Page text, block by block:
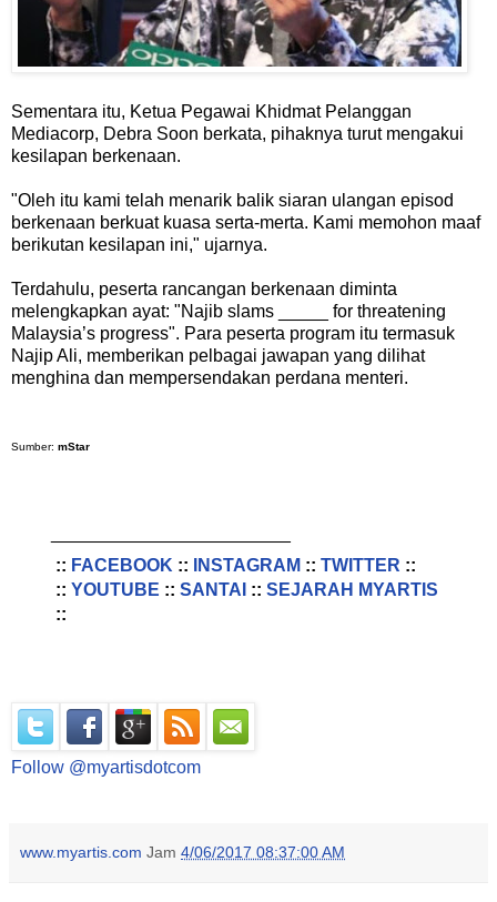
Sementara itu, Ketua Pegawai Khidmat Pelanggan
Mediacorp, Debra Soon berkata, pihaknya turut mengakui
kesilapan berkenaan.
"Oleh itu kami telah menarik balik siaran ulangan episod
berkenaan berkuat kuasa serta-merta. Kami memohon maaf
berikutan kesilapan ini," ujarnya.
Terdahulu, peserta rancangan berkenaan diminta
melengkapkan ayat: "Najib slams _____ for threatening
Malaysia’s progress". Para peserta program itu termasuk
Najip Ali, memberikan pelbagai jawapan yang dilihat
menghina dan mempersendakan perdana menteri.
Sumber: mStar
:: FACEBOOK :: INSTAGRAM :: TWITTER ::
:: YOUTUBE :: SANTAI :: SEJARAH MYARTIS
::
Follow @myartisdotcom
www.myartis.com Jam 4/06/2017 08:37:00 AM